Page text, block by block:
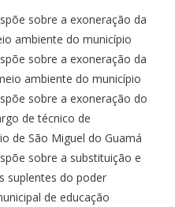
sobre a exoneração da
ambiente do município
sobre a exoneração da
ambiente do município
sobre a exoneração do
de técnico de
de São Miguel do Guamá
sobre a substituição e
suplentes do poder
de educação